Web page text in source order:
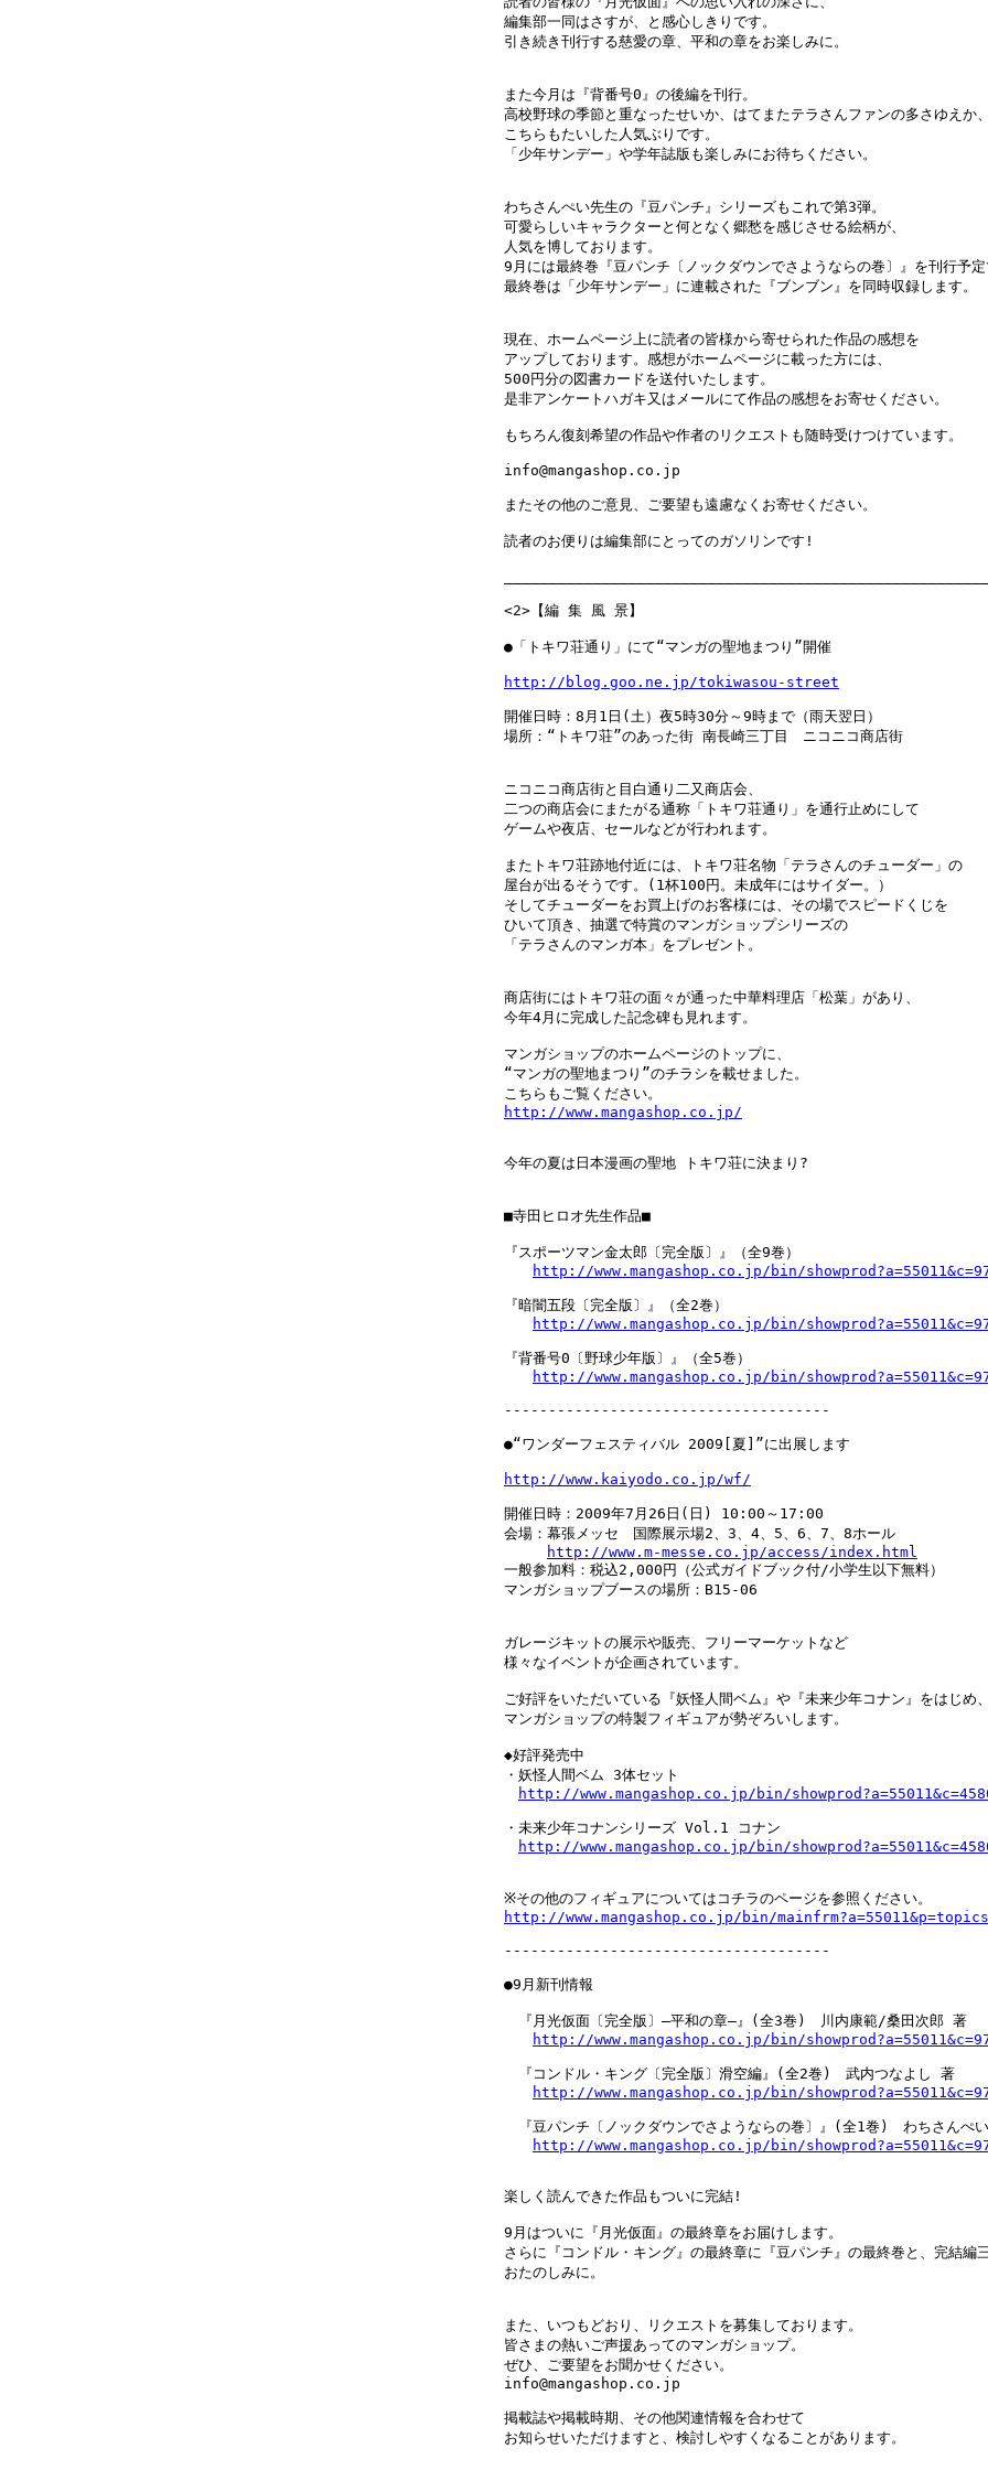
編集部一同はさすが、と感心しきりです。
引き続き刊行する慈愛の章、平和の章をお楽しみに。
また今月は『背番号0』の後編を刊行。
高校野球の季節と重なったせいか、はてまたテラさんファンの多さゆえか、
こちらもたいした人気ぶりです。
「少年サンデー」や学年誌版も楽しみにお待ちください。
わちさんぺい先生の『豆パンチ』シリーズもこれで第3弾。
可愛らしいキャラクターと何となく郷愁を感じさせる絵柄が、
人気を博しております。
9月には最終巻『豆パンチ〔ノックダウンでさようならの巻〕』を刊行予定
最終巻は「少年サンデー」に連載された『ブンブン』を同時収録します。
現在、ホームページ上に読者の皆様から寄せられた作品の感想を
アップしております。感想がホームページに載った方には、
500円分の図書カードを送付いたします。
是非アンケートハガキ又はメールにて作品の感想をお寄せください。
もちろん復刻希望の作品や作者のリクエストも随時受けつけています。
info@mangashop.co.jp
またその他のご意見、ご要望も遠慮なくお寄せください。
読者のお便りは編集部にとってのガソリンです!
<2>【編 集 風 景】
●「トキワ荘通り」にて“マンガの聖地まつり”開催
http://blog.goo.ne.jp/tokiwasou-street
開催日時：8月1日(土）夜5時30分～9時まで（雨天翌日）
場所：“トキワ荘”のあった街 南長崎三丁目　ニコニコ商店街
ニコニコ商店街と目白通り二又商店会、
二つの商店会にまたがる通称「トキワ荘通り」を通行止めにして
ゲームや夜店、セールなどが行われます。
またトキワ荘跡地付近には、トキワ荘名物「テラさんのチューダー」の
屋台が出るそうです。(1杯100円。未成年にはサイダー。）
そしてチューダーをお買上げのお客様には、その場でスピードくじを
ひいて頂き、抽選で特賞のマンガショップシリーズの
「テラさんのマンガ本」をプレゼント。
商店街にはトキワ荘の面々が通った中華料理店「松葉」があり、
今年4月に完成した記念碑も見れます。
マンガショップのホームページのトップに、
“マンガの聖地まつり”のチラシを載せました。
http://www.mangashop.co.jp/
今年の夏は日本漫画の聖地 トキワ荘に決まり?
■寺田ヒロオ先生作品■
『スポーツマン金太郎〔完全版〕』（全9巻）
http://www.mangashop.co.jp/bin/
『暗闇五段〔完全版〕』（全2巻）
http://www.mangashop.co.jp/bin/
『背番号0〔野球少年版〕』（全5巻）
http://www.mangashop.co.jp/bin/
-------------------------------------
●“ワンダーフェスティバル 2009[夏]”に出展します
http://www.kaiyodo.co.jp/wf/
開催日時：2009年7月26日(日) 10:00～17:00
会場：幕張メッセ　国際展示場2、3、4、5、6、7、8ホール
http://www.m-messe.co.jp/access/index.html
一般参加料：税込2,000円（公式ガイドブック付/小学生以下無料）
マンガショップブースの場所：B15-06
ガレージキットの展示や販売、フリーマーケットなど
様々なイベントが企画されています。
ご好評をいただいている『妖怪人間ベム』や『未来少年コナン』をはじめ、
マンガショップの特製フィギュアが勢ぞろいします。
◆好評発売中
・妖怪人間ベム 3体セット
http://www.mangashop.co.jp/bin/
・未来少年コナンシリーズ Vol.1 コナン
http://www.mangashop.co.jp/bin/
http://www.mangashop.co.jp/bin/
-------------------------------------
●9月新刊情報
『月光仮面〔完全版〕―平和の章―』(全3巻)　川内康範/桑田次郎 著
http://www.mangashop.co.jp/bin/
『コンドル・キング〔完全版〕滑空編』(全2巻)　武内つなよし 著
http://www.mangashop.co.jp/bin/
『豆パンチ〔ノックダウンでさようならの巻〕』(全1巻)　わちさんぺ
http://www.mangashop.co.jp/bin/
楽しく読んできた作品もついに完結!
9月はついに『月光仮面』の最終章をお届けします。
さらに『コンドル・キング』の最終章に『豆パンチ』の最終巻と、完結編三
おたのしみに。
また、いつもどおり、リクエストを募集しております。
皆さまの熱いご声援あってのマンガショップ。
ぜひ、ご要望をお聞かせください。
info@mangashop.co.jp
掲載誌や掲載時期、その他関連情報を合わせて
お知らせいただけますと、検討しやすくなることがあります。